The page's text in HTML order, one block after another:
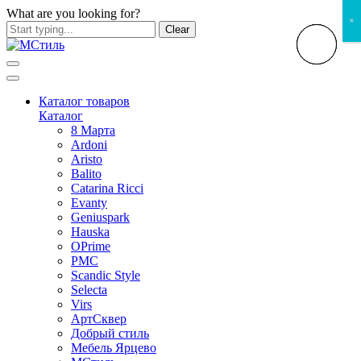
What are you looking for?
Clear
Каталог товаров
Каталог
8 Марта
Ardoni
Aristo
Balito
Catarina Ricci
Evanty
Geniuspark
Hauska
OPrime
PMC
Scandic Style
Selecta
Virs
АртСквер
Добрый стиль
Мебель Ярцево
×